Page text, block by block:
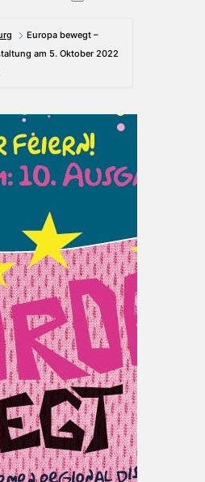
Europa bewegt –
am 5. Oktober 2022